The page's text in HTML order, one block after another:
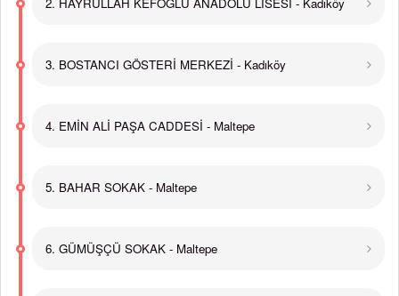
3. BOSTANCI GÖSTERİ MERKEZİ - Kadıköy
4. EMİN ALİ PAŞA CADDESİ - Maltepe
5. BAHAR SOKAK - Maltepe
6. GÜMÜŞÇÜ SOKAK - Maltepe